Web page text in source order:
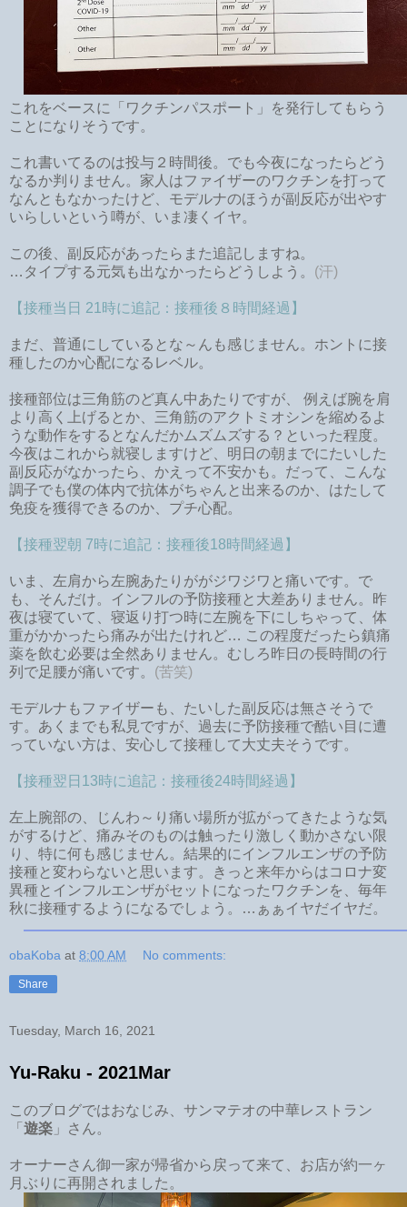
これをベースに「ワクチンパスポート」を発行してもらう
ことになりそうです。
これ書いてるのは投与２時間後。でも今夜になったらどう
なるか判りません。家人はファイザーのワクチンを打って
なんともなかったけど、モデルナのほうが副反応が出やす
いらしいという噂が、いま凄くイヤ。
この後、副反応があったらまた追記しますね。
…タイプする元気も出なかったらどうしよう。 (汗)
【接種当日 21時に追記：接種後８時間経過】
まだ、普通にしているとな～んも感じません。ホントに接
種したのか心配になるレベル。
接種部位は三角筋のど真ん中あたりですが、 例えば腕を肩
より高く上げるとか、三角筋のアクトミオシンを縮めるよ
うな動作をするとなんだかムズムズする？といった程度。
今夜はこれから就寝しますけど、明日の朝までにたいした
副反応がなかったら、かえって不安かも。だって、こんな
調子でも僕の体内で抗体がちゃんと出来るのか、はたして
免疫を獲得できるのか、プチ心配。
【接種翌朝 7時に追記： 接種後18時間経過】
いま、左肩から左腕あたりががジワジワと痛いです。で
も、そんだけ。インフルの予防接種と大差ありません。昨
夜は寝ていて、寝返り打つ時に左腕を下にしちゃって、体
重がかかったら痛みが出たけれど… この程度だったら鎮痛
薬を飲む必要は全然ありません。むしろ昨日の長時間の行
列で足腰が痛いです。 (苦笑)
モデルナもファイザーも、たいした副反応は無さそうで
す。あくまでも私見ですが、過去に予防接種で酷い目に遭
っていない方は、安心して接種して大丈夫そうです。
【接種翌日13時に追記： 接種後24時間経過】
左上腕部の、じんわ～り痛い場所が拡がってきたような気
がするけど、痛みそのものは触ったり激しく動かさない限
り、特に何も感じません。結果的にインフルエンザの予防
接種と変わらないと思います。きっと来年からはコロナ変
異種とインフルエンザがセットになったワクチンを、毎年
秋に接種するようになるでしょう。…ぁぁイヤだイヤだ。
obaKoba at 8:00 AM No comments:
Share
Tuesday, March 16, 2021
Yu-Raku - 2021Mar
このブログではおなじみ、サンマテオの中華レストラン
「 遊楽 」さん。
オーナーさん御一家が帰省から戻って来て、お店が約一ヶ
月ぶりに再開されました。